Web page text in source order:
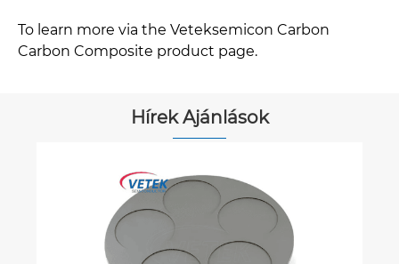
To learn more via the Veteksemicon Carbon
Carbon Composite product page.
Hírek Ajánlások
Mi a különbség a szilícium -karbid és a
tantalum karbid bevonatok között?
Mutass többet >>